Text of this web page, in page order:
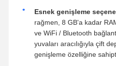
Esnek genişleme
rağmen, 8 GB'a kadar
ve WiFi / Bluetooth
yuvaları aracılığıyla çift
genişleme özelliğine